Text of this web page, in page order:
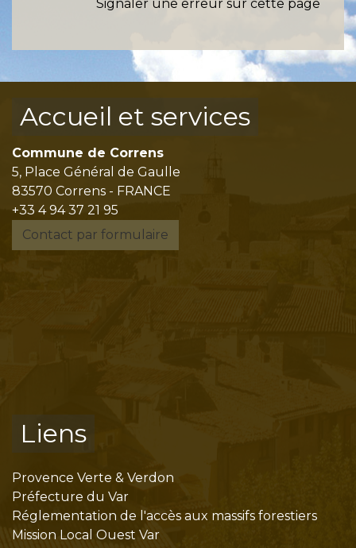
Signaler une erreur sur cette page
Accueil et services
Commune de Correns
5, Place Général de Gaulle
83570 Correns - FRANCE
+33 4 94 37 21 95
Contact par formulaire
Liens
Provence Verte & Verdon
Préfecture du Var
Réglementation de l'accès aux massifs forestiers
Mission Local Ouest Var